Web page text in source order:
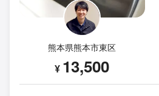
熊本県熊本市東区
¥ 13,500